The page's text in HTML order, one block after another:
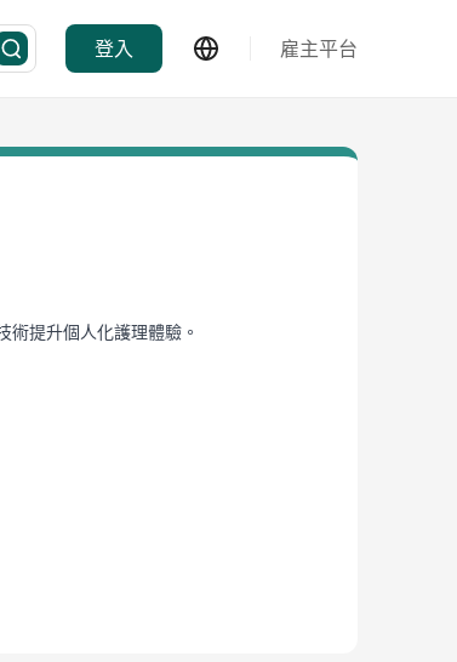
登入 雇主平台
提升個人化護理體驗。
We're developing Asia's first AI-